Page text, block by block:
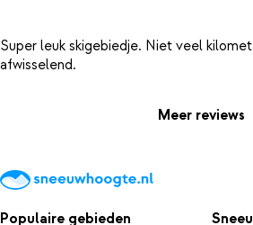
Super leuk skigebiedje. Niet veel
Meer reviews
Populaire gebieden